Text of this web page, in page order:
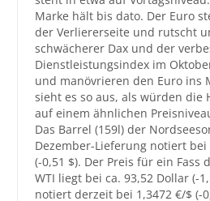
Shop
Marke hält bis dato. Der Euro
der Verliererseite und rutscht
schwächerer Dax und der
Dienstleistungsindex im
und manövrieren den Euro ins
sieht es so aus, als würden die
auf einem ähnlichen
Das Barrel (159l) der
Dezember-Lieferung notiert bei
(-0,51 $). Der Preis für ein Fass
WTI liegt bei ca. 93,52 Dollar (-
notiert derzeit bei 1,3472 €/$ (-